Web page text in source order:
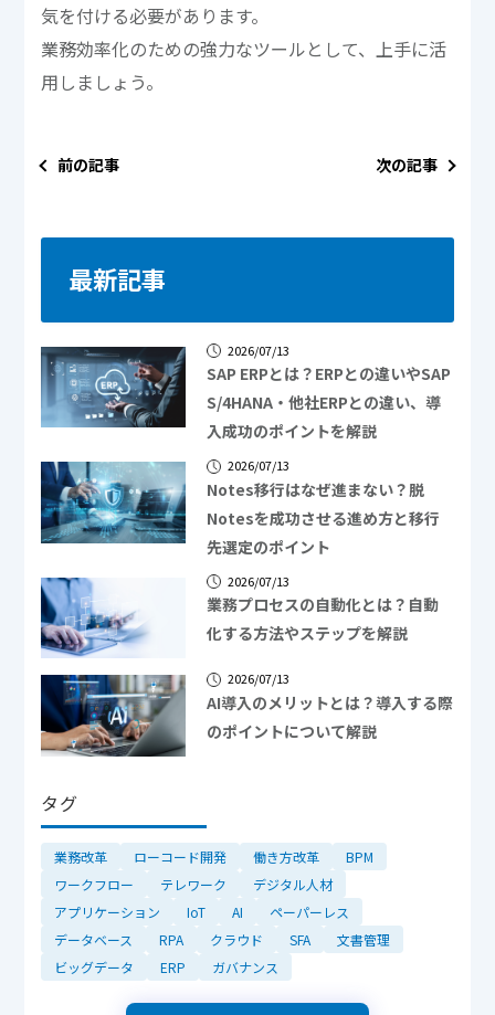
気を付ける必要があります。
業務効率化のための強力なツールとして、上手に活
用しましょう。
前の記事 次の記事
最新記事
2026/07/13
SAP ERPとは？ERPとの違いやSAP
S/4HANA・他社ERPとの違い、導
入成功のポイントを解説
2026/07/13
Notes移行はなぜ進まない？脱
Notesを成功させる進め方と移行
先選定のポイント
2026/07/13
業務プロセスの自動化とは？自動
化する方法やステップを解説
2026/07/13
AI導入のメリットとは？導入する際
のポイントについて解説
タグ
業務改革 ローコード開発 働き方改革
BPM
ワークフロー
テレワーク
デジタル人材
アプリケーション
IoT AI
ペーパーレス
データベース
RPA クラウド SFA
文書管理
ビッグデータ
ERP ガバナンス